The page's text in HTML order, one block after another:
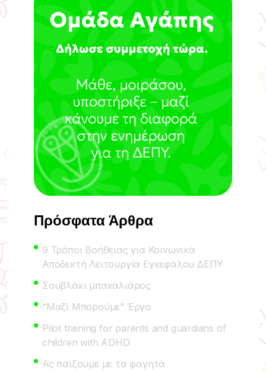
Πρόσφατα Άρθρα
9 Τρόποι Βοήθειας για Κοινωνικά
Αποδεκτή Λειτουργία Εγκεφάλου ΔΕΠΥ
Σουβλάκι μπακαλιάρος
“Μαζί Μπορούμε” Έργο
Pilot training for parents and guardians of
children with ADHD
Ας παίξουμε με τα φαγητά